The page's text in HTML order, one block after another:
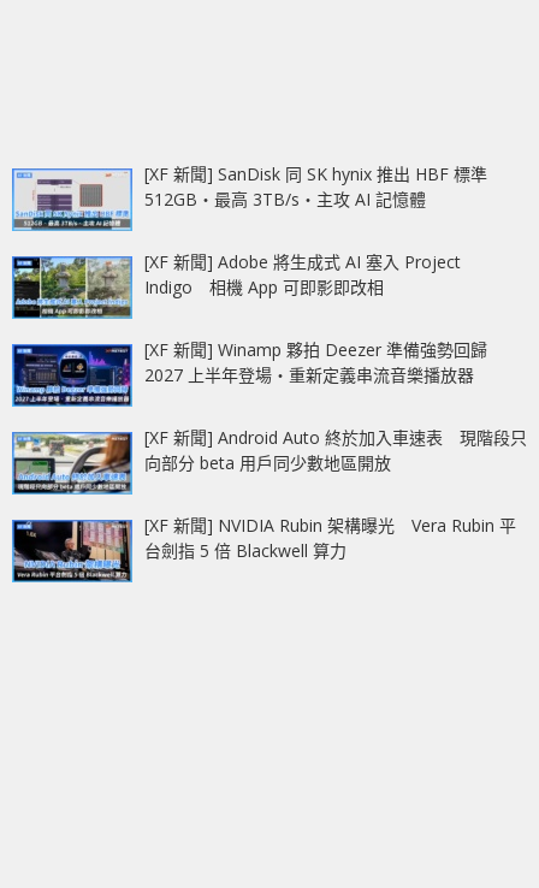
[XF 新聞] SanDisk 同 SK hynix 推出 HBF 標準
512GB‧最高 3TB/s‧主攻 AI 記憶體
[XF 新聞] Adobe 將生成式 AI 塞入 Project
Indigo 相機 App 可即影即改相
[XF 新聞] Winamp 夥拍 Deezer 準備強勢回歸
2027 上半年登場‧重新定義串流音樂播放器
[XF 新聞] Android Auto 終於加入車速表 現階段只
向部分 beta 用戶同少數地區開放
[XF 新聞] NVIDIA Rubin 架構曝光 Vera Rubin 平
台劍指 5 倍 Blackwell 算力